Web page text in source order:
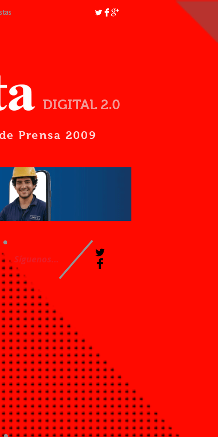
DIGITAL 2.0
Prensa 2009
Síguenos...